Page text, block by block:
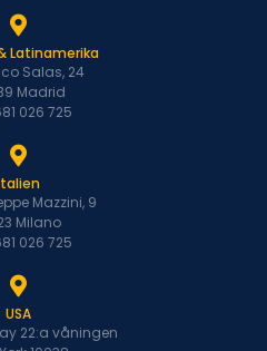
Latinamerika
Salas, 24
Madrid
026 725
Mazzini, 9
Milano
026 725
USA
22:a våningen